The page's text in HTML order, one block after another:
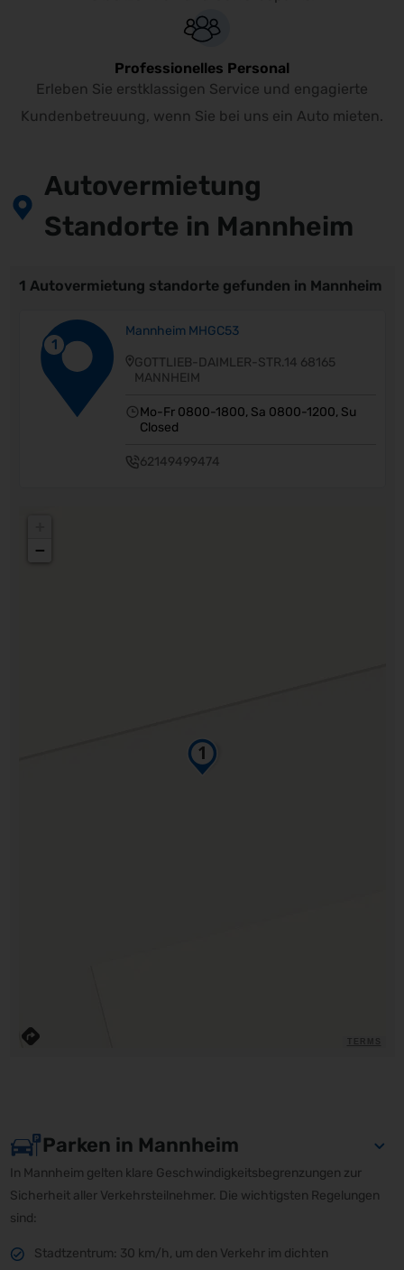
Professionelles Personal
Erleben Sie erstklassigen Service und engagierte
Kundenbetreuung, wenn Sie bei uns ein Auto mieten.
Autovermietung
Standorte in Mannheim
1 Autovermietung standorte gefunden in Mannheim
1
Mannheim MHGC53
GOTTLIEB-DAIMLER-STR.14 68165
MANNHEIM
Mo-Fr 0800-1800, Sa 0800-1200, Su
Closed
62149499474
−
Parken in Mannheim
In Mannheim gelten klare Geschwindigkeitsbegrenzungen zur
Sicherheit aller Verkehrsteilnehmer. Die wichtigsten Regelungen
sind:
Stadtzentrum: 30 km/h, um den Verkehr im dichten